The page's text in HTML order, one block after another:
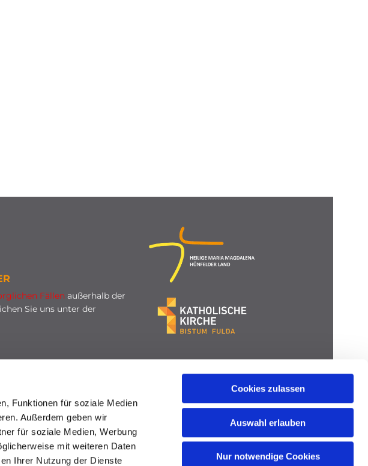
Funktionen für soziale Medien
Außerdem geben wir
für soziale Medien, Werbung
mit weiteren Daten
Ihrer Nutzung der Dienste
Cookies zulassen
Auswahl erlauben
Nur notwendige Cookies
Fällenaußerhalb der
Sie uns unter der